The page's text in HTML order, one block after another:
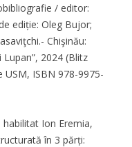
/ editor:
ediție: Oleg Bujor;
Chişinău:
2024 (Blitz
USM, ISBN 978-9975-
Ion Eremia,
în 3 părți: